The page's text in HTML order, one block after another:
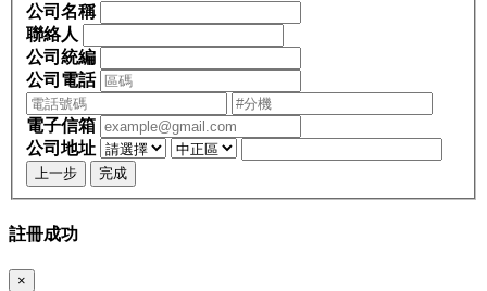
公司名稱
聯絡人
公司統編
公司電話
電子信箱
公司地址
上一步 完成
註冊成功
×